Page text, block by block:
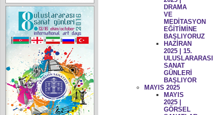
DRAMA
VE
MEDİTASYON
EĞİTİMİNE
BAŞLIYORUZ
HAZİRAN
2025 | 15.
ULUSLARARASI
SANAT
GÜNLERİ
BAŞLIYOR
MAYIS 2025
MAYIS
2025 |
GÖRSEL